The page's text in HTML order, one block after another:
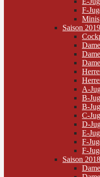
F-
Minis
Saison
A-
B-
B-
C-
D-
E-
F-
F-
Saison